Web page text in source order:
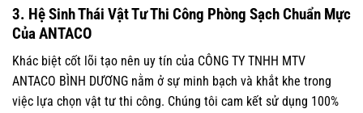
3. Hệ Sinh Thái Vật Tư Thi Công Phòng Sạch Chuẩn Mực
Của ANTACO
Khác biệt cốt lõi tạo nên uy tín của CÔNG TY TNHH MTV
ANTACO BÌNH DƯƠNG nằm ở sự minh bạch và khắt khe trong
việc lựa chọn vật tư thi công. Chúng tôi cam kết sử dụng 100%